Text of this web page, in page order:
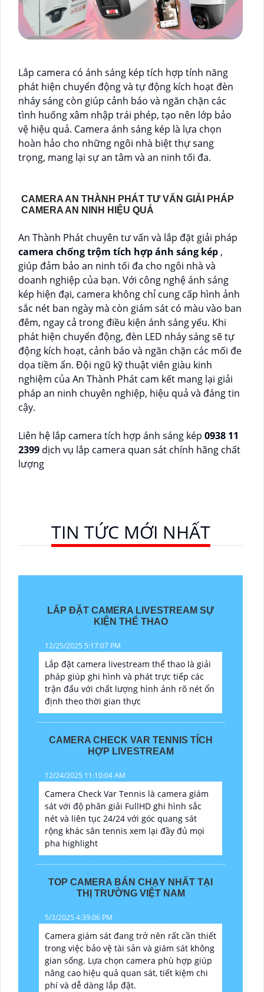
Lắp camera có ánh sáng kép tích hợp tính năng
phát hiện chuyển động và tự động kích hoạt đèn
nháy sáng còn giúp cảnh báo và ngăn chặn các
tình huống xâm nhập trái phép, tạo nên lớp bảo
vệ hiệu quả. Camera ánh sáng kép là lựa chọn
hoàn hảo cho những ngôi nhà biệt thự sang
trọng, mang lại sự an tâm và an ninh tối đa.
CAMERA AN THÀNH PHÁT TƯ VẤN GIẢI PHÁP
CAMERA AN NINH HIỆU QUẢ
An Thành Phát chuyên tư vấn và lắp đặt giải pháp
camera chống trộm tích hợp ánh sáng kép ,
giúp đảm bảo an ninh tối đa cho ngôi nhà và
doanh nghiệp của bạn. Với công nghệ ánh sáng
kép hiện đại, camera không chỉ cung cấp hình ảnh
sắc nét ban ngày mà còn giám sát có màu vào ban
đêm, ngay cả trong điều kiện ánh sáng yếu. Khi
phát hiện chuyển động, đèn LED nháy sáng sẽ tự
động kích hoạt, cảnh báo và ngăn chặn các mối đe
dọa tiềm ẩn. Đội ngũ kỹ thuật viên giàu kinh
nghiệm của An Thành Phát cam kết mang lại giải
pháp an ninh chuyên nghiệp, hiệu quả và đáng tin
cậy.
Liên hệ lắp camera tích hợp ánh sáng kép 0938 11
2399 dịch vụ lắp camera quan sát chính hãng chất
lượng
TIN TỨC MỚI NHẤT
LẮP ĐẶT CAMERA LIVESTREAM SỰ
KIỆN THỂ THAO
12/25/2025 5:17:07 PM
Lắp đặt camera livestream thể thao là giải
pháp giúp ghi hình và phát trực tiếp các
trận đấu với chất lượng hình ảnh rõ nét ổn
định theo thời gian thực
CAMERA CHECK VAR TENNIS TÍCH
HỢP LIVESTREAM
12/24/2025 11:10:04 AM
Camera Check Var Tennis là camera giám
sát với độ phân giải FullHD ghi hình sắc
nét và liên tục 24/24 với góc quang sát
rộng khác sân tennis xem lại đầy đủ mọi
pha highlight
TOP CAMERA BÁN CHẠY NHẤT TẠI
THỊ TRƯỜNG VIỆT NAM
5/3/2025 4:39:06 PM
Camera giám sát đang trở nên rất cần thiết
trong việc bảo vệ tài sản và giám sát không
gian sống. Lựa chọn camera phù hợp giúp
nâng cao hiệu quả quan sát, tiết kiệm chi
phí và dễ dàng lắp đặt.